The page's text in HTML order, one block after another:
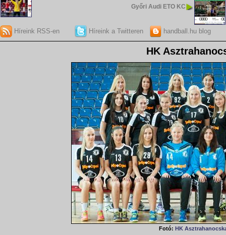
Győri Audi ETO KC
Híreink RSS-en Híreink a Twitteren handball.hu blog
HK
Fotó: HK